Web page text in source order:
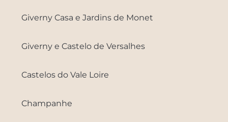
Giverny Casa e Jardins de Monet
Giverny e Castelo de Versalhes
Castelos do Vale Loire
Champanhe